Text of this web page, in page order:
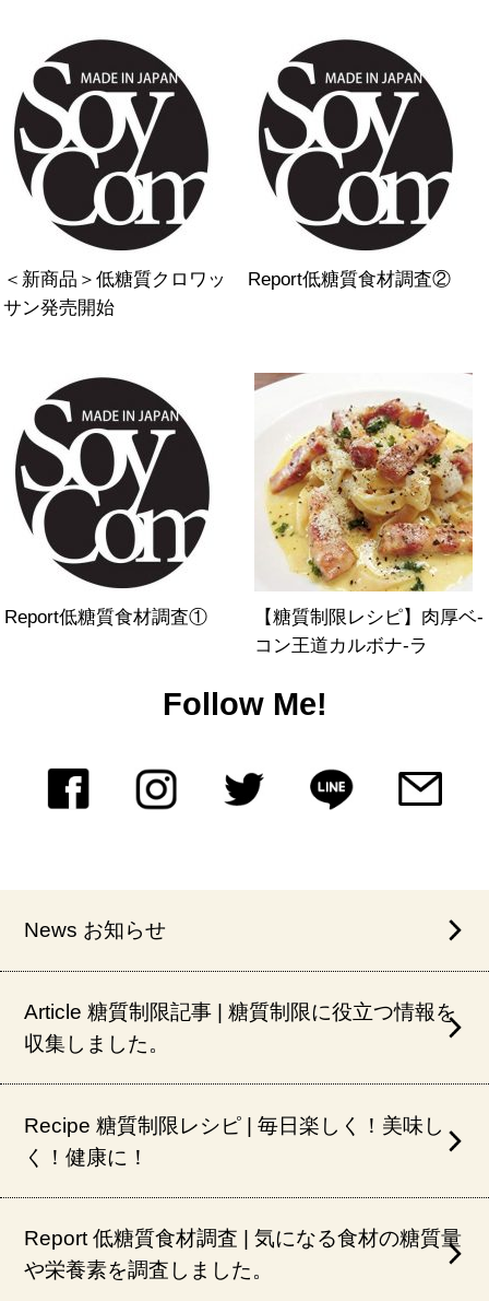
＜新商品＞低糖質クロワッ
サン発売開始
Report低糖質食材調査②
Report低糖質食材調査①
【糖質制限レシピ】肉厚ベ-
コン王道カルボナ-ラ
Follow Me!
News お知らせ
Article 糖質制限記事 | 糖質制限に役立つ情報を
収集しました。
Recipe 糖質制限レシピ | 毎日楽しく！美味し
く！健康に！
Report 低糖質食材調査 | 気になる食材の糖質量
や栄養素を調査しました。